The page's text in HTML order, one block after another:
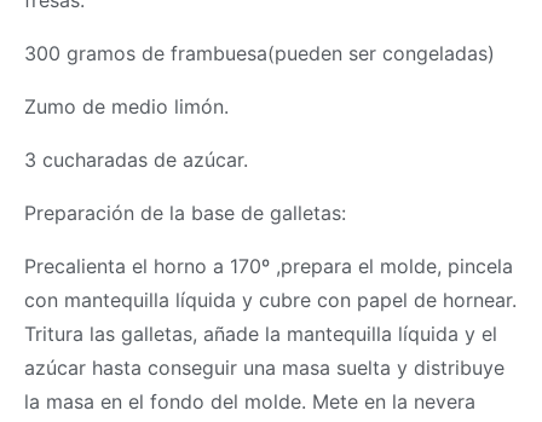
300 gramos de frambuesa(pueden ser congeladas)
Zumo de medio limón.
3 cucharadas de azúcar.
Preparación de la base de galletas:
Precalienta el horno a 170º ,prepara el molde, pincela
con mantequilla líquida y cubre con papel de hornear.
Tritura las galletas, añade la mantequilla líquida y el
azúcar hasta conseguir una masa suelta y distribuye
la masa en el fondo del molde. Mete en la nevera